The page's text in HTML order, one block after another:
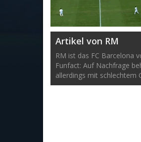
Artikel von RM
RM ist das FC Barcelona
Funfact: Auf Nachfrage
allerdings mit schlechtem